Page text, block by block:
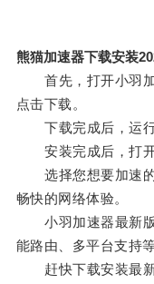
熊猫加速器下载安装
首先，打开小羽加
点击下载。
下载完成后，运行
安装完成后，打开
选择您想要加速的
畅快的网络体验。
小羽加速器最新版
能路由、多平台支持
赶快下载安装最新